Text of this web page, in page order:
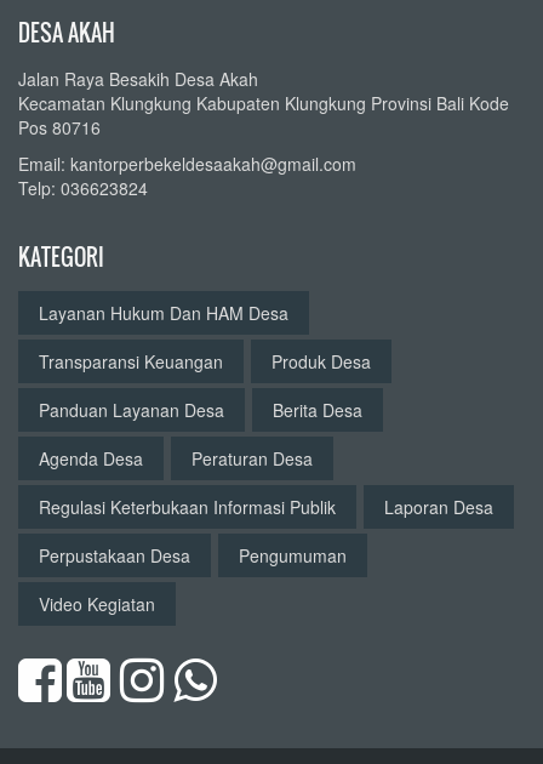
DESA AKAH
Jalan Raya Besakih Desa Akah
Kecamatan Klungkung Kabupaten Klungkung Provinsi Bali Kode
Pos 80716
Email: kantorperbekeldesaakah@gmail.com
Telp: 036623824
KATEGORI
Layanan Hukum Dan HAM Desa
Transparansi Keuangan
Produk Desa
Panduan Layanan Desa
Berita Desa
Agenda Desa
Peraturan Desa
Regulasi Keterbukaan Informasi Publik
Laporan Desa
Perpustakaan Desa
Pengumuman
Video Kegiatan